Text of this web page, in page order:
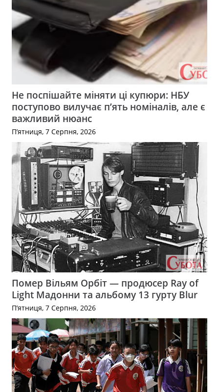
Не поспішайте міняти ці купюри: НБУ
поступово вилучає п’ять номіналів, але є
важливий нюанс
П’ятниця, 7 Серпня, 2026
Помер Вільям Орбіт — продюсер Ray of
Light Мадонни та альбому 13 гурту Blur
П’ятниця, 7 Серпня, 2026